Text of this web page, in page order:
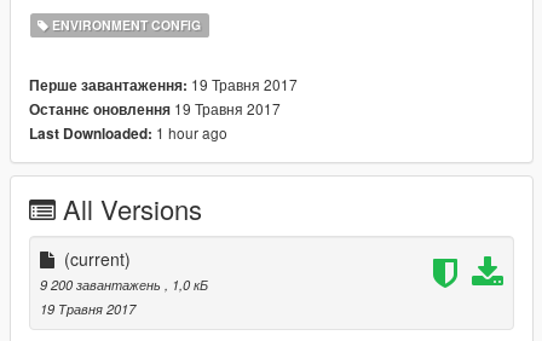
ENVIRONMENT CONFIG
Перше завантаження: 19 Травня 2017
Останнє оновлення 19 Травня 2017
Last Downloaded: 1 hour ago
All Versions
(current)
9 200 завантажень
, 1,0 кБ
19 Травня 2017